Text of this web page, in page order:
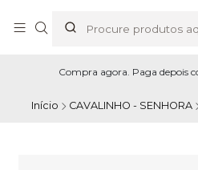
Compra agora. Paga depois
Início CAVALINHO - SENHORA